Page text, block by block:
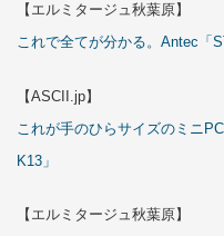
【エルミタージュ秋葉原】
これで全てが分かる。Antec「
【ASCII.jp】
これが手のひらサイズのミニ
K13」
【エルミタージュ秋葉原】